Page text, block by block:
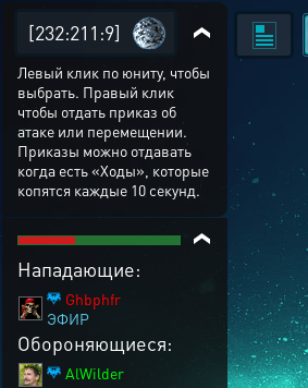
[232:211:9]
Левый клик по юниту, чтобы
выбрать. Правый клик
чтобы отдать приказ об
атаке или перемещении.
Приказы можно отдавать
когда есть «Ходы», которые
копятся каждые 10 секунд.
Нападающие:
Ghbphfr
ЭФИР
Обороняющиеся:
AlWilder